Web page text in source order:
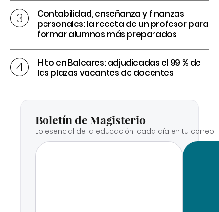
Contabilidad, enseñanza y finanzas
personales: la receta de un profesor para
formar alumnos más preparados
Hito en Baleares: adjudicadas el 99 % de
las plazas vacantes de docentes
Boletín de Magisterio
Lo esencial de la educación, cada día en tu correo.